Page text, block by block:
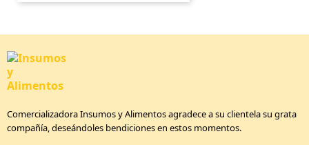
Comercializadora Insumos y Alimentos agradece a su clientela su grata
compañía, deseándoles bendiciones en estos momentos.